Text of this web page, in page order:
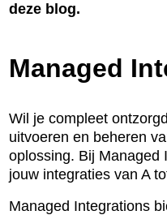
deze blog.
Managed
Wil je compleet
uitvoeren en beheren
oplossing. Bij Managed
jouw integraties van A
Managed Integrations